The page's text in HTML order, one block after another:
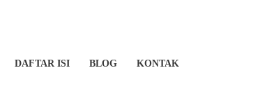
DAFTAR ISI BLOG KONTAK